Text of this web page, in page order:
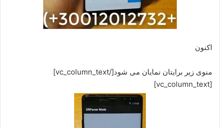
اکنون
منوی زیر برایتان نمایان می شود[/vc_column_text]
[vc_column_text]